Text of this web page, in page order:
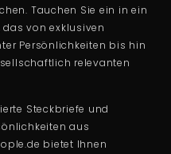
Tauchen Sie ein in ein
von exklusiven
Persönlichkeiten bis hin
relevanten
Steckbriefe und
aus
bietet Ihnen